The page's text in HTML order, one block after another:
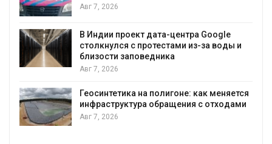
Авг 7, 2026
В Индии проект дата-центра Google
столкнулся с протестами из-за воды и
близости заповедника
Авг 7, 2026
Геосинтетика на полигоне: как меняется
инфраструктура обращения с отходами
Авг 7, 2026